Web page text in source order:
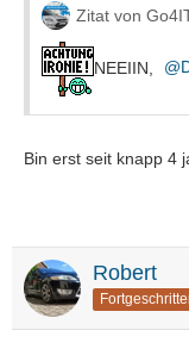
Zitat von
NEEIIN,
Bin erst seit knapp 4
Robert